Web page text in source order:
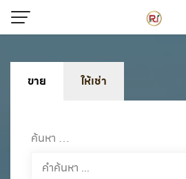
ขาย ให้เช่า
ค้นหา …